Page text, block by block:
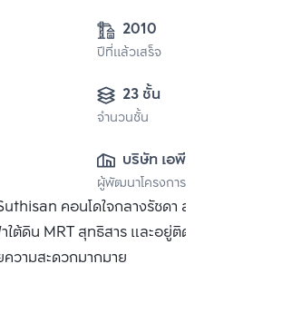
2010
ปีที่แล้วเสร็จ
23 ชั้น
จำนวนชั้น
บริษัท เอพี (ไทย
แลนด์)
จำกัด(มหาชน)
ผู้พัฒนาโครงการ
คอนโดใจกลางรัชดา สะดวกในการ
ใต้ดิน MRT สุทธิสาร และอยู่ติดถนนใหญ่ รัช
วามสะดวกมากมาย